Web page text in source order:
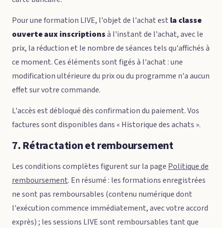
Pour une formation LIVE, l'objet de l'achat est la classe
ouverte aux inscriptionsà l'instant de l'achat, avec le
prix, la réduction et le nombre de séances tels qu'affichés à
ce moment. Ces éléments sont figés à l'achat : une
modification ultérieure du prix ou du programme n'a aucun
effet sur votre commande.
L'accès est débloqué dès confirmation du paiement. Vos
factures sont disponibles dans « Historique des achats ».
7. Rétractation et remboursement
Les conditions complètes figurent sur la page Politique de
remboursement. En résumé : les formations enregistrées
ne sont pas remboursables (contenu numérique dont
l'exécution commence immédiatement, avec votre accord
exprès) ; les sessions LIVE sont remboursables tant que